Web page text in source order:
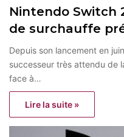
Nintendo Switch
de surchauffe
Depuis son lancement en
successeur très attendu de
face à…
Lire la suite »